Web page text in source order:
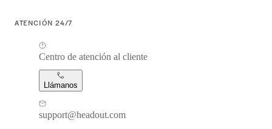
ATENCIÓN 24/7
Centro de atención al cliente
Llámanos
support@headout.com